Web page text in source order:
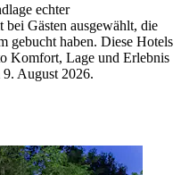
echter
Gästen ausgewählt, die
gebucht haben. Diese Hotels
Komfort, Lage und Erlebnis
9. August 2026.